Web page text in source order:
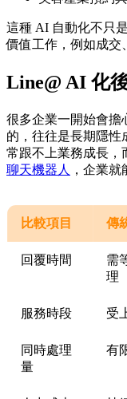
這種 AI 自動化不只
價值工作，例如成交
Line@ AI 化
很多企業一開始會
的，往往是長期隱性
常跟不上業務成長，
聊天機器人 ，企業
比較項目 傳
回覆時間
需
理
服務時段 受
同時處理
量
有